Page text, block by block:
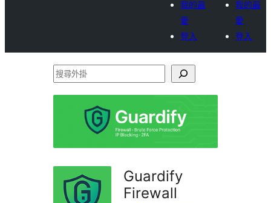
我的最
愛
登入
我的最
愛
登入
搜
Guardify
Firewall